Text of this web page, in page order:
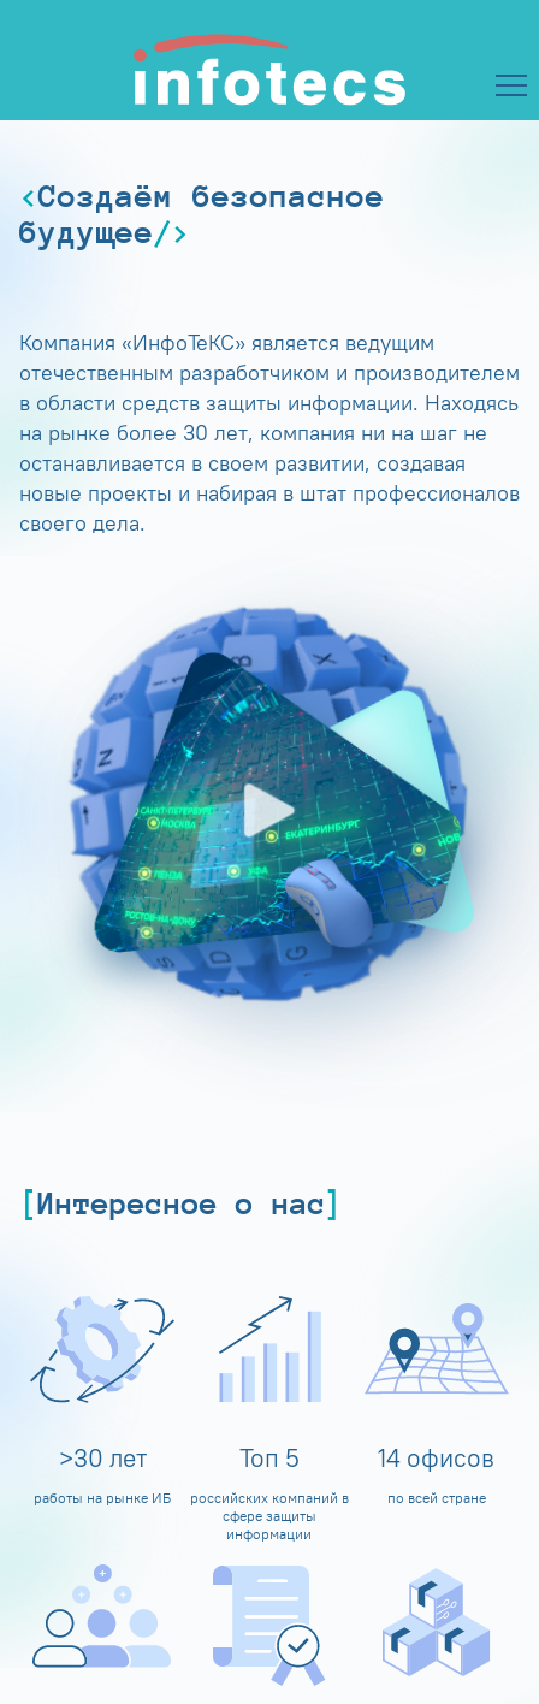
Создаём безопасное
будущее
Компания «ИнфоТеКС» является ведущим
отечественным разработчиком и производителем
в области средств защиты информации. Находясь
на рынке более 30 лет, компания ни на шаг не
останавливается в своем развитии, создавая
новые проекты и набирая в штат профессионалов
своего дела.
Интересное о нас
>30 лет
работы на рынке ИБ
Топ 5
российских компаний в
сфере защиты
информации
14 офисов
по всей стране